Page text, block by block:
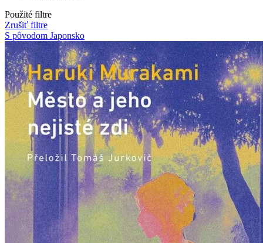
Použité filtre
Zrušiť filtre
S pôvodom Japonsko